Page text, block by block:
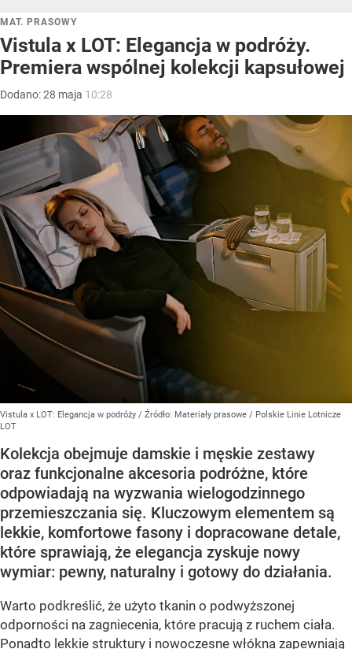
MAT. PRASOWY
Vistula x LOT: Elegancja w podróży.
Premiera wspólnej kolekcji kapsułowej
Dodano:28 maja 10:28
Vistula x LOT: Elegancja w podróży / Źródło: Materiały prasowe / Polskie Linie Lotnicze
LOT
Kolekcja obejmuje damskie i męskie zestawy
oraz funkcjonalne akcesoria podróżne, które
odpowiadają na wyzwania wielogodzinnego
przemieszczania się. Kluczowym elementem są
lekkie, komfortowe fasony i dopracowane detale,
które sprawiają, że elegancja zyskuje nowy
wymiar: pewny, naturalny i gotowy do działania.
Warto podkreślić, że użyto tkanin o podwyższonej
odporności na zagniecenia, które pracują z ruchem ciała.
Ponadto lekkie struktury i nowoczesne włókna zapewniają